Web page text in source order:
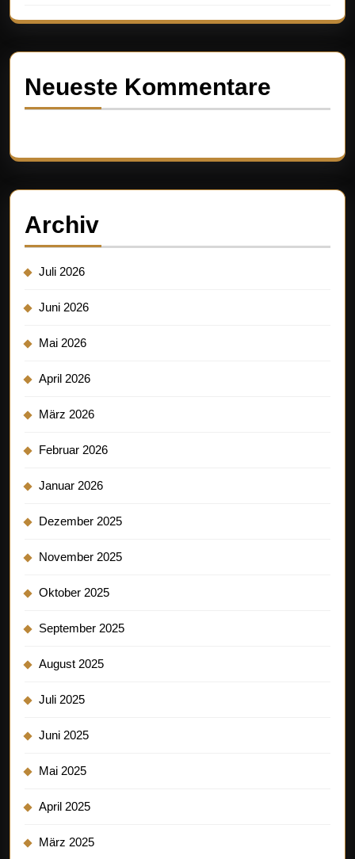
Neueste Kommentare
Archiv
Juli 2026
Juni 2026
Mai 2026
April 2026
März 2026
Februar 2026
Januar 2026
Dezember 2025
November 2025
Oktober 2025
September 2025
August 2025
Juli 2025
Juni 2025
Mai 2025
April 2025
März 2025